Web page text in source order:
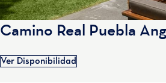
Camino Real Puebla
Ver Disponibilidad